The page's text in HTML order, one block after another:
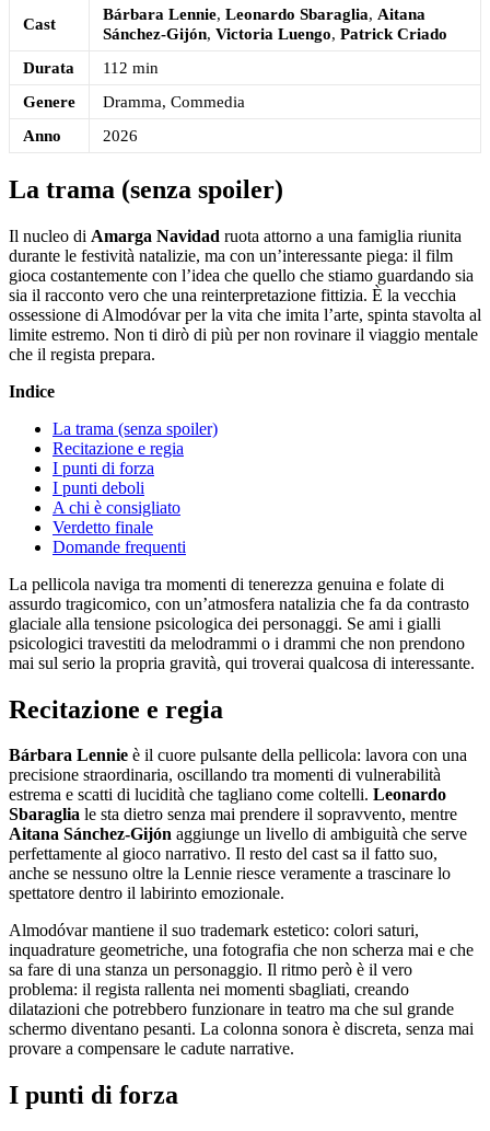
Cast
Bárbara Lennie, Leonardo Sbaraglia, Aitana
Sánchez-Gijón, Victoria Luengo, Patrick Criado
Durata
112 min
Genere
Dramma, Commedia
Anno
2026
La trama (senza spoiler)
Il nucleo di Amarga Navidad ruota attorno a una famiglia riunita
durante le festività natalizie, ma con un’interessante piega: il film
gioca costantemente con l’idea che quello che stiamo guardando sia
sia il racconto vero che una reinterpretazione fittizia. È la vecchia
ossessione di Almodóvar per la vita che imita l’arte, spinta stavolta al
limite estremo. Non ti dirò di più per non rovinare il viaggio mentale
che il regista prepara.
Indice
La trama (senza spoiler)
Recitazione e regia
I punti di forza
I punti deboli
A chi è consigliato
Verdetto finale
Domande frequenti
La pellicola naviga tra momenti di tenerezza genuina e folate di
assurdo tragicomico, con un’atmosfera natalizia che fa da contrasto
glaciale alla tensione psicologica dei personaggi. Se ami i gialli
psicologici travestiti da melodrammi o i drammi che non prendono
mai sul serio la propria gravità, qui troverai qualcosa di interessante.
Recitazione e regia
Bárbara Lennie è il cuore pulsante della pellicola: lavora con una
precisione straordinaria, oscillando tra momenti di vulnerabilità
estrema e scatti di lucidità che tagliano come coltelli. Leonardo
Sbaraglia le sta dietro senza mai prendere il sopravvento, mentre
Aitana Sánchez-Gijón aggiunge un livello di ambiguità che serve
perfettamente al gioco narrativo. Il resto del cast sa il fatto suo,
anche se nessuno oltre la Lennie riesce veramente a trascinare lo
spettatore dentro il labirinto emozionale.
Almodóvar mantiene il suo trademark estetico: colori saturi,
inquadrature geometriche, una fotografia che non scherza mai e che
sa fare di una stanza un personaggio. Il ritmo però è il vero
problema: il regista rallenta nei momenti sbagliati, creando
dilatazioni che potrebbero funzionare in teatro ma che sul grande
schermo diventano pesanti. La colonna sonora è discreta, senza mai
provare a compensare le cadute narrative.
I punti di forza